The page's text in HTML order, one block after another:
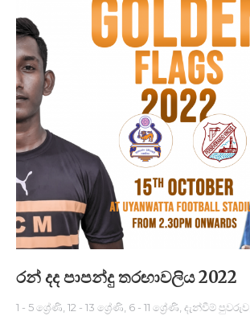
රන් ද​ද පාපන්දු තරඟාවලිය 2022
1 - 5 ශ්‍රේණි 12 - 13 ශ්‍රේණි 6 - 11 ශ්‍රේණි දැන්වීම් පුවරුව